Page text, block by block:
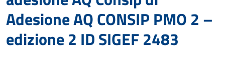
Adesione AQ CONSIP PMO 2 –
edizione 2 ID SIGEF 2483